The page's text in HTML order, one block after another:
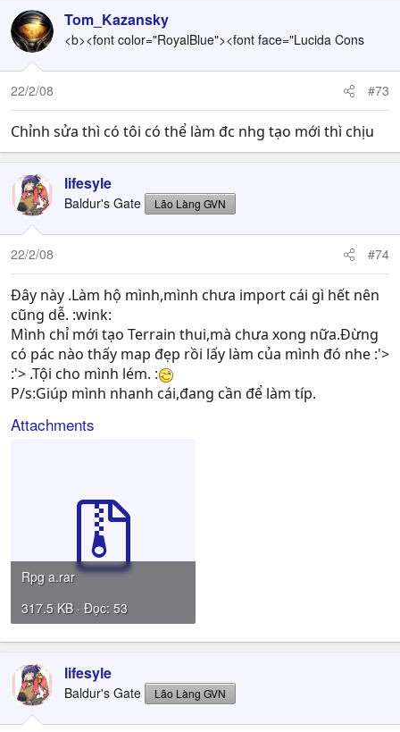
Tom_Kazansky
<b><font color="RoyalBlue"><font face="Lucida Cons
22/2/08 #73
Chỉnh sửa thì có tôi có thể làm đc nhg tạo mới thì chịu
lifesyle
Baldur's Gate Lão Làng GVN
22/2/08 #74
Đây này .Làm hộ mình,mình chưa import cái gì hết nên
cũng dễ. :wink:
Mình chỉ mới tạo Terrain thui,mà chưa xong nữa.Đừng
có pác nào thấy map đẹp rồi lấy làm của mình đó nhe :'>
:'> .Tội cho mình lém. :
P/s:Giúp mình nhanh cái,đang cần để làm típ.
Attachments
Rpg a.rar
317.5 KB · Đọc: 53
lifesyle
Baldur's Gate Lão Làng GVN